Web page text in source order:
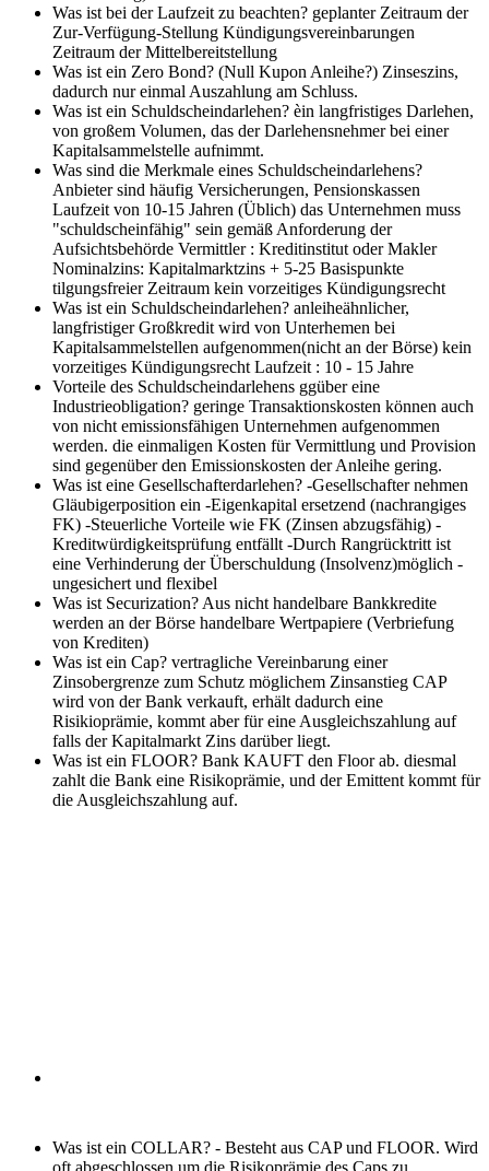
Was ist bei der Laufzeit zu beachten? geplanter Zeitraum der
Zur-Verfügung-Stellung Kündigungsvereinbarungen
Zeitraum der Mittelbereitstellung
Was ist ein Zero Bond? (Null Kupon Anleihe?) Zinseszins,
dadurch nur einmal Auszahlung am Schluss.
Was ist ein Schuldscheindarlehen? èin langfristiges Darlehen,
von großem Volumen, das der Darlehensnehmer bei einer
Kapitalsammelstelle aufnimmt.
Was sind die Merkmale eines Schuldscheindarlehens?
Anbieter sind häufig Versicherungen, Pensionskassen
Laufzeit von 10-15 Jahren (Üblich) das Unternehmen muss
"schuldscheinfähig" sein gemäß Anforderung der
Aufsichtsbehörde Vermittler : Kreditinstitut oder Makler
Nominalzins: Kapitalmarktzins + 5-25 Basispunkte
tilgungsfreier Zeitraum kein vorzeitiges Kündigungsrecht
Was ist ein Schuldscheindarlehen? anleiheähnlicher,
langfristiger Großkredit wird von Unterhemen bei
Kapitalsammelstellen aufgenommen(nicht an der Börse) kein
vorzeitiges Kündigungsrecht Laufzeit : 10 - 15 Jahre
Vorteile des Schuldscheindarlehens ggüber eine
Industrieobligation? geringe Transaktionskosten können auch
von nicht emissionsfähigen Unternehmen aufgenommen
werden. die einmaligen Kosten für Vermittlung und Provision
sind gegenüber den Emissionskosten der Anleihe gering.
Was ist eine Gesellschafterdarlehen? -Gesellschafter nehmen
Gläubigerposition ein -Eigenkapital ersetzend (nachrangiges
FK) -Steuerliche Vorteile wie FK (Zinsen abzugsfähig) -
Kreditwürdigkeitsprüfung entfällt -Durch Rangrücktritt ist
eine Verhinderung der Überschuldung (Insolvenz)möglich -
ungesichert und flexibel
Was ist Securization? Aus nicht handelbare Bankkredite
werden an der Börse handelbare Wertpapiere (Verbriefung
von Krediten)
Was ist ein Cap? vertragliche Vereinbarung einer
Zinsobergrenze zum Schutz möglichem Zinsanstieg CAP
wird von der Bank verkauft, erhält dadurch eine
Risikioprämie, kommt aber für eine Ausgleichszahlung auf
falls der Kapitalmarkt Zins darüber liegt.
Was ist ein FLOOR? Bank KAUFT den Floor ab. diesmal
zahlt die Bank eine Risikoprämie, und der Emittent kommt für
die Ausgleichszahlung auf.
Was ist ein COLLAR? - Besteht aus CAP und FLOOR. Wird
oft abgeschlossen um die Risikoprämie des Caps zu